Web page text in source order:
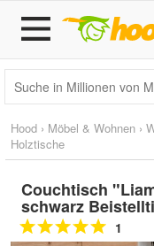
Hood › Möbel & Wohnen ›
Holztische
Couchtisch
schwarz
1